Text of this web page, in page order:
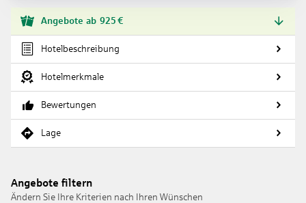
Angebote ab 925 €
Hotelbeschreibung
Hotelmerkmale
Bewertungen
Lage
Angebote filtern
Ändern Sie Ihre Kriterien nach Ihren Wünschen